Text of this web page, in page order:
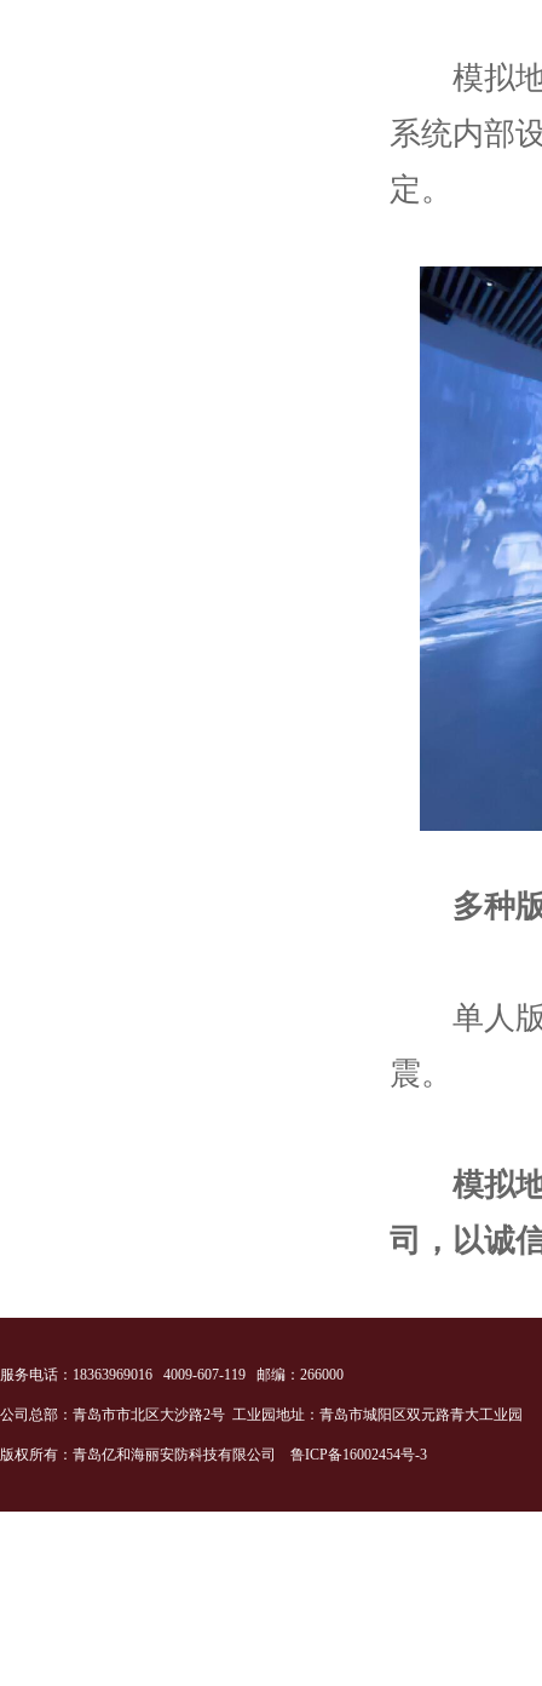
模拟地
系统内部
定。
多种
单人版
震。
模拟
司，以诚
服务电话：18363969016 4009-607-119 邮编：266000
公司总部：青岛市市北区大沙路2号 工业园地址：青岛市城阳区双元路青大工业园
版权所有：青岛亿和海丽安防科技有限公司 鲁ICP备16002454号-3